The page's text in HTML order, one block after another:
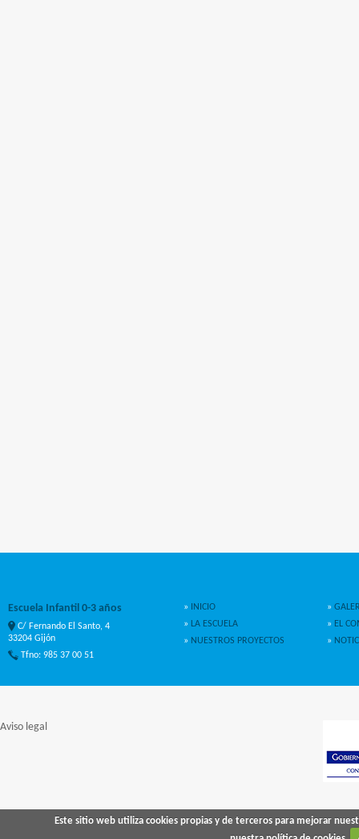
Escuela Infantil 0-3 años
C/ Fernando El Santo, 4
33204 Gijón
Tfno: 985 37 00 51
» INICIO
» LA ESCUELA
» NUESTROS PROYECTOS
»
» EL
»
Aviso legal
Este sitio web utiliza cookies propias y de terceros para mejorar